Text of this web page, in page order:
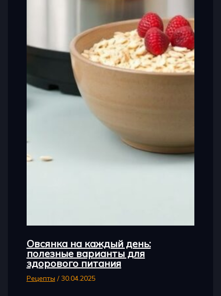
Овсянка на каждый день:
полезные варианты для
здорового питания
Рецепты /30.04.2025